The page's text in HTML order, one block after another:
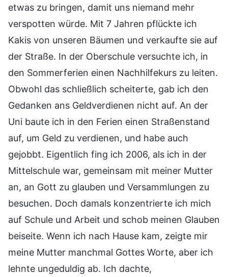
etwas zu bringen, damit uns niemand mehr
verspotten würde. Mit 7 Jahren pflückte ich
Kakis von unseren Bäumen und verkaufte sie auf
der Straße. In der Oberschule versuchte ich, in
den Sommerferien einen Nachhilfekurs zu leiten.
Obwohl das schließlich scheiterte, gab ich den
Gedanken ans Geldverdienen nicht auf. An der
Uni baute ich in den Ferien einen Straßenstand
auf, um Geld zu verdienen, und habe auch
gejobbt. Eigentlich fing ich 2006, als ich in der
Mittelschule war, gemeinsam mit meiner Mutter
an, an Gott zu glauben und Versammlungen zu
besuchen. Doch damals konzentrierte ich mich
auf Schule und Arbeit und schob meinen Glauben
beiseite. Wenn ich nach Hause kam, zeigte mir
meine Mutter manchmal Gottes Worte, aber ich
lehnte ungeduldig ab. Ich dachte,